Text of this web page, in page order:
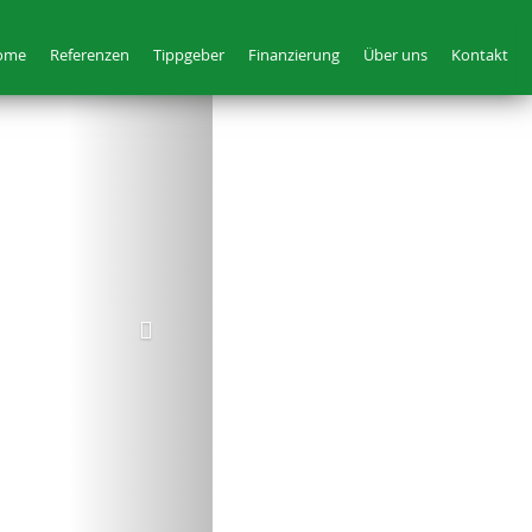
Referenzen Tippgeber Finanzierung Über uns Kontakt